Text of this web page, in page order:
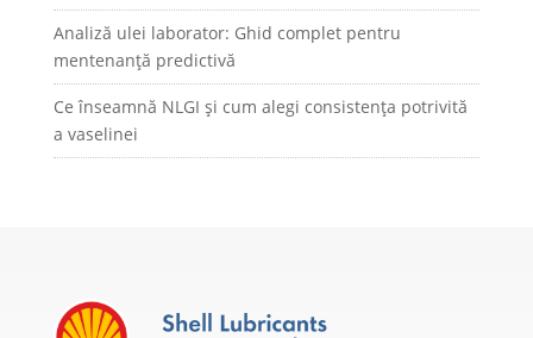
Analiză ulei laborator: Ghid complet pentru
mentenanță predictivă
Ce înseamnă NLGI și cum alegi consistența potrivită
a vaselinei